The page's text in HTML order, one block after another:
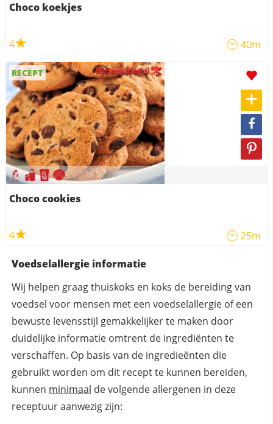
Choco koekjes
4 40m
RECEPT
Choco cookies
4 25m
Voedselallergie informatie
Wij helpen graag thuiskoks en koks de bereiding van
voedsel voor mensen met een voedselallergie of een
bewuste levensstijl gemakkelijker te maken door
duidelijke informatie omtrent de ingrediënten te
verschaffen. Op basis van de ingredieënten die
gebruikt worden om dit recept te kunnen bereiden,
kunnen minimaal de volgende allergenen in deze
receptuur aanwezig zijn: